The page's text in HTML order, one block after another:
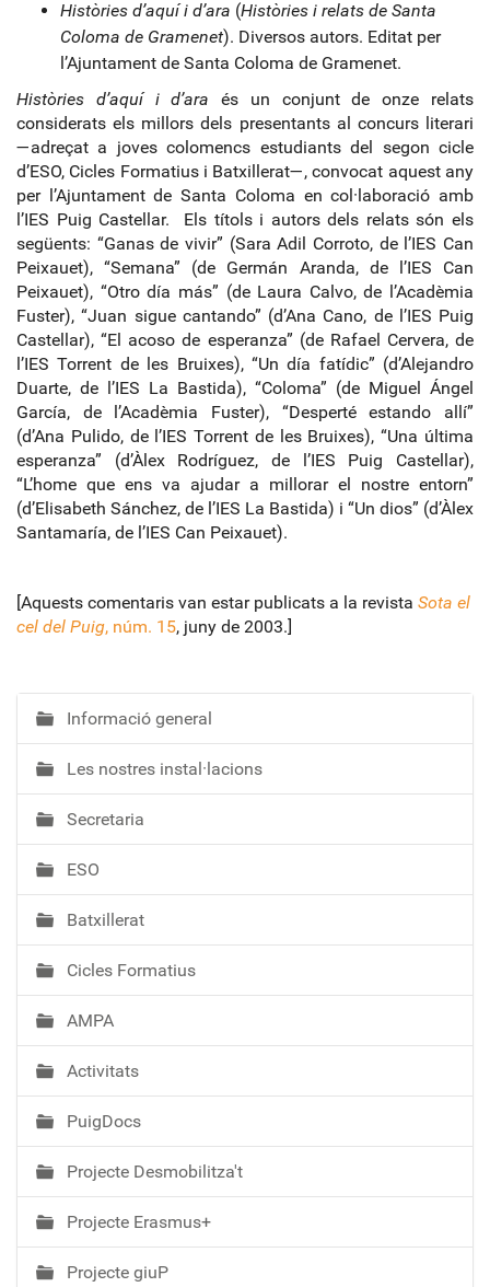
Històries d’aquí i d’ara (Històries i relats de Santa
Coloma de Gramenet). Diversos autors. Editat per
l’Ajuntament de Santa Coloma de Gramenet.
Històries d’aquí i d’araés un conjunt de onze relats
considerats els millors dels presentants al concurs literari
—adreçat a joves colomencs estudiants del segon cicle
d’ESO, Cicles Formatius i Batxillerat—, convocat aquest any
per l’Ajuntament de Santa Coloma en col·laboració amb
l’IES Puig Castellar. Els títols i autors dels relats són els
següents: “Ganas de vivir” (Sara Adil Corroto, de l’IES Can
Peixauet), “Semana” (de Germán Aranda, de l’IES Can
Peixauet), “Otro día más” (de Laura Calvo, de l’Acadèmia
Fuster), “Juan sigue cantando” (d’Ana Cano, de l’IES Puig
Castellar), “El acoso de esperanza” (de Rafael Cervera, de
l’IES Torrent de les Bruixes), “Un día fatídic” (d’Alejandro
Duarte, de l’IES La Bastida), “Coloma” (de Miguel Ángel
García, de l’Acadèmia Fuster), “Desperté estando allí”
(d’Ana Pulido, de l’IES Torrent de les Bruixes), “Una última
esperanza” (d’Àlex Rodríguez, de l’IES Puig Castellar),
“L’home que ens va ajudar a millorar el nostre entorn”
(d’Elisabeth Sánchez, de l’IES La Bastida) i “Un dios” (d’Àlex
Santamaría, de l’IES Can Peixauet).
[Aquests comentaris van estar publicats a la revista Sota el
cel del Puig, núm. 15, juny de 2003.]
N
a
v
e
g
a
c
ó
Informació general
Les nostres instal·lacions
Secretaria
ESO
Batxillerat
Cicles Formatius
AMPA
Activitats
PuigDocs
Projecte Desmobilitza't
Projecte Erasmus+
Projecte giuP